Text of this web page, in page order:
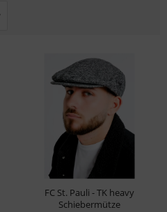
FC St. Pauli - TK heavy
Schiebermütze